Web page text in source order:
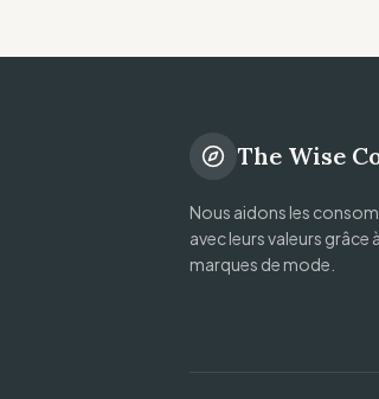
The Wise
Nous aidons les
avec leurs valeurs grâce
marques de mode.